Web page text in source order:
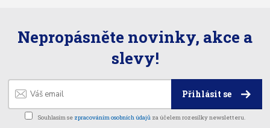
Nepropásněte novinky, akce a
slevy!
Přihlásit se
Souhlasím se zpracováním osobních údajů za účelem rozesílky newsletteru.